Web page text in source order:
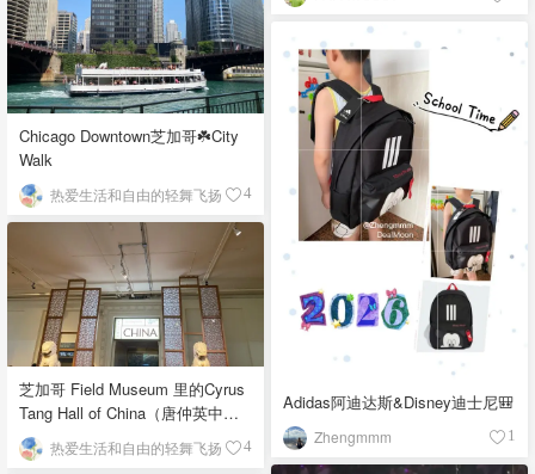
Chicago Downtown芝加哥☘️City
Walk
热爱生活和自由的轻舞飞扬 4
Adidas阿迪达斯&Disney迪士尼🎒
Zhengmmm 1
芝加哥 Field Museum 里的Cyrus
Tang Hall of China（唐仲英中国
馆） 热爱生活和自由的轻舞飞扬 4